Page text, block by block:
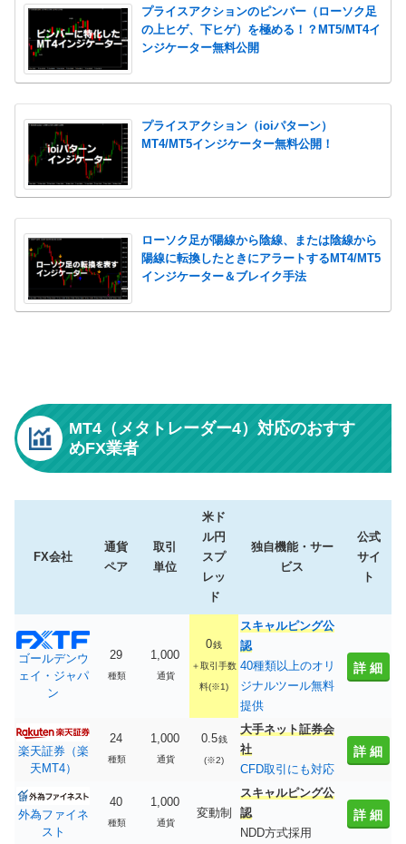
プライスアクションのピンバー（ローソク足
の上ヒゲ、下ヒゲ）を極める！？MT5/MT4イ
ンジケーター無料公開
プライスアクション（ioiパターン）
MT4/MT5インジケーター無料公開！
ローソク足が陽線から陰線、または陰線から
陽線に転換したときにアラートするMT4/MT5
インジケーター＆ブレイク手法
MT4（メタトレーダー4）対応のおすす
めFX業者
FX会社
通貨
ペア
取引
単位
米ド
ル円
スプ
レッ
ド
独自機能・サー
ビス
公式
サイ
ト
ゴールデンウ
ェイ・ジャパ
ン
29
種類
1,000
通貨
0銭
＋取引手数
料(※1)
スキャルピング公
認
40種類以上のオリ
ジナルツール無料
提供
詳細
楽天証券（楽
天MT4）
24
種類
1,000
通貨
0.5銭
(※2)
大手ネット証券会
社
CFD取引にも対応
詳細
外為ファイネ
スト
40
種類
1,000
通貨
変動制
スキャルピング公
認
NDD方式採用
詳細